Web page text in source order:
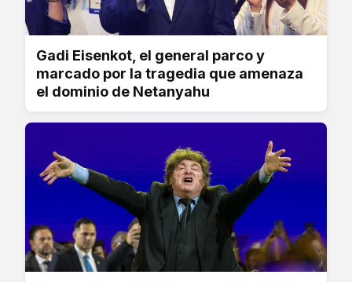
Gadi Eisenkot, el general parco y
marcado por la tragedia que amenaza
el dominio de Netanyahu